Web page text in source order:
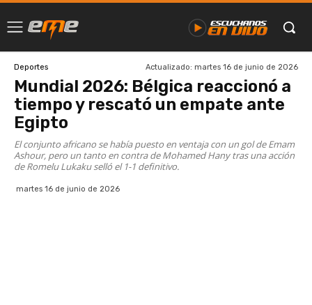
Deportes Actualizado: martes 16 de junio de 2026
Mundial 2026: Bélgica reaccionó a
tiempo y rescató un empate ante
Egipto
El conjunto africano se había puesto en ventaja con un gol de Emam
Ashour, pero un tanto en contra de Mohamed Hany tras una acción
de Romelu Lukaku selló el 1-1 definitivo.
martes 16 de junio de 2026